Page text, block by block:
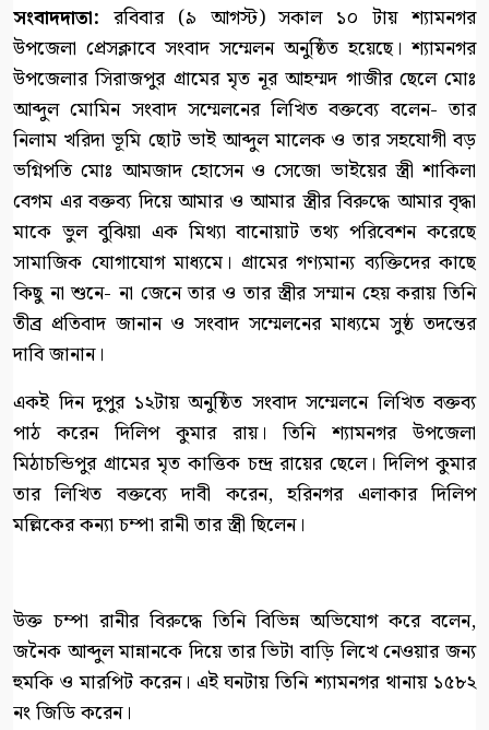
সংবাদদাতা: রবিবার (৯ আগস্ট) সকাল ১০ টায় শ্যামনগর
উপজেলা প্রেসক্লাবে সংবাদ সম্মেলন অনুষ্ঠিত হয়েছে। শ্যামনগর
উপজেলার সিরাজপুর গ্রামের মৃত নূর আহম্মদ গাজীর ছেলে মোঃ
আব্দুল মোমিন সংবাদ সম্মেলনের লিখিত বক্তব্যে বলেন- তার
নিলাম খরিদা ভূমি ছোট ভাই আব্দুল মালেক ও তার সহযোগী বড়
ভগ্নিপতি মোঃ আমজাদ হোসেন ও সেজো ভাইয়ের স্ত্রী শাকিলা
বেগম এর বক্তব্য দিয়ে আমার ও আমার স্ত্রীর বিরুদ্ধে আমার বৃদ্ধা
মাকে ভুল বুঝিয়া এক মিথ্যা বানোয়াট তথ্য পরিবেশন করেছে
সামাজিক যোগাযোগ মাধ্যমে। গ্রামের গণ্যমান্য ব্যক্তিদের কাছে
কিছু না শুনে- না জেনে তার ও তার স্ত্রীর সম্মান হেয় করায় তিনি
তীব্র প্রতিবাদ জানান ও সংবাদ সম্মেলনের মাধ্যমে সুষ্ঠ তদন্তের
দাবি জানান।
একই দিন দুপুর ১২টায় অনুষ্ঠিত সংবাদ সম্মেলনে লিখিত বক্তব্য
পাঠ করেন দিলিপ কুমার রায়। তিনি শ্যামনগর উপজেলা
মিঠাচন্ডিপুর গ্রামের মৃত কাত্তিক চন্দ্র রায়ের ছেলে। দিলিপ কুমার
তার লিখিত বক্তব্যে দাবী করেন, হরিনগর এলাকার দিলিপ
মল্লিকের কন্যা চম্পা রানী তার স্ত্রী ছিলেন।
উক্ত চম্পা রানীর বিরুদ্ধে তিনি বিভিন্ন অভিযোগ করে বলেন,
জনৈক আব্দুল মান্নানকে দিয়ে তার ভিটা বাড়ি লিখে নেওয়ার জন্য
হুমকি ও মারপিট করেন। এই ঘনটায় তিনি শ্যামনগর থানায় ১৫৮২
নং জিডি করেন।